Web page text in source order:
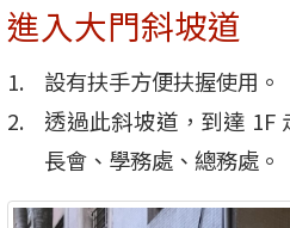
進入大門斜坡道
設有扶手方便扶握使用。
透過此斜坡道，到達 1F
長會、學務處、總務處。